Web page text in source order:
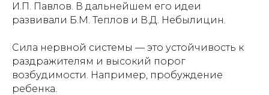
И.П. Павлов. В дальнейшем его идеи
развивали Б.М. Теплов и В.Д. Небылицин.
Сила нервной системы — это устойчивость к
раздражителям и высокий порог
возбудимости. Например, пробуждение
ребенка.